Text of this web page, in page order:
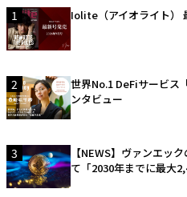
1 Iolite（アイオライト）
2
世界No.1 DeFiサービス
ンタビュー
3
【NEWS】ヴァンエッ
て「2030年までに最大